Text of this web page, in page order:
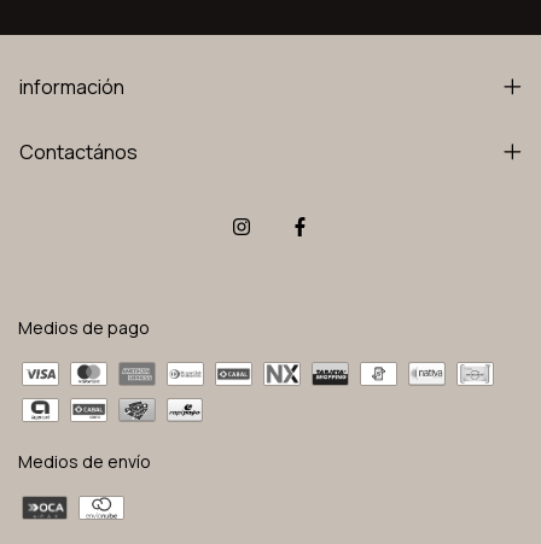
información
Contactános
Medios de pago
Medios de envío